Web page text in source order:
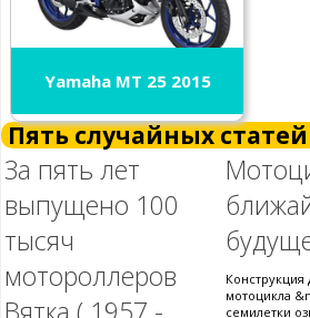
Yamaha MT 25 2015
Пять случайных
За пять лет
выпущено 100
тысяч
мотороллеров
мотоцикла
семилетки